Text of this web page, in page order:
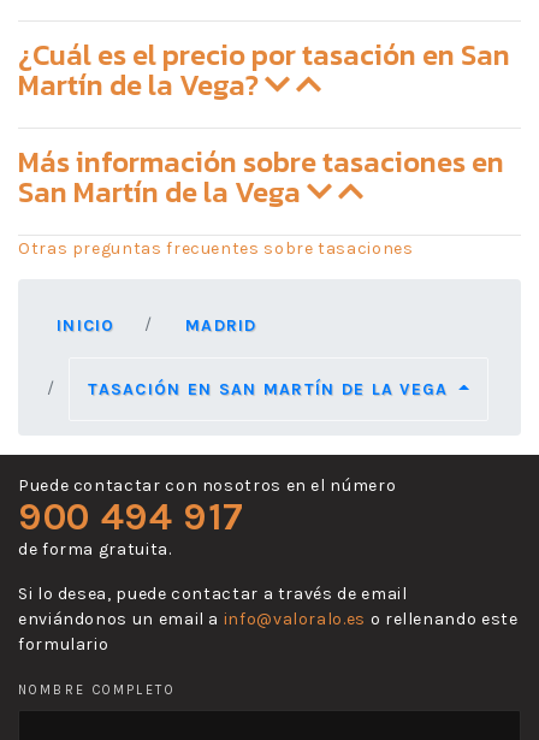
¿Cuál es el precio por tasación en San
Martín de la Vega?
Más información sobre tasaciones en
San Martín de la Vega
Otras preguntas frecuentes sobre tasaciones
INICIO MADRID
TASACIÓN EN SAN MARTÍN DE LA VEGA
Puede contactar con nosotros en el número
900 494 917
de forma gratuita.
Si lo desea, puede contactar a través de email
enviándonos un email a info@valoralo.es o rellenando este
formulario
NOMBRE COMPLETO